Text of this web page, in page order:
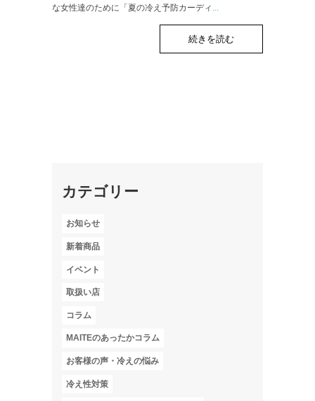
な女性達のために「夏の冷え予防カーディ ...
続きを読む
カテゴリー
お知らせ
新着商品
イベント
取扱い店
コラム
MAITEのあったかコラム
お客様の声・冷えの悩み
冷え性対策